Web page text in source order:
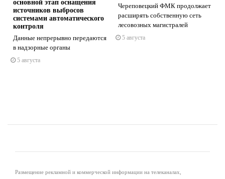
основной этап оснащения
источников выбросов
системами автоматического
контроля
Данные непрерывно передаются
в надзорные органы
5 августа
Череповецкий ФМК продолжает
расширять собственную сеть
лесовозных магистралей
5 августа
Размещение рекламной и коммерческой информации на телеканалах,